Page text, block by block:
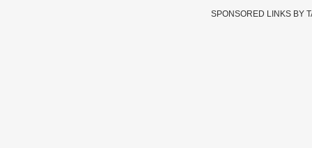
SPONSORED LINKS BY